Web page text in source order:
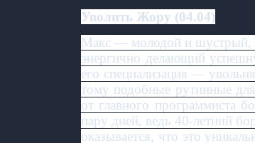
Уволить Жору (04.04)
Макс — молодой и шустрый,
энергично делающий
его специализация —
тому подобные рутинные
от главного программиста
пару дней, ведь 40-летний
оказывается, что это